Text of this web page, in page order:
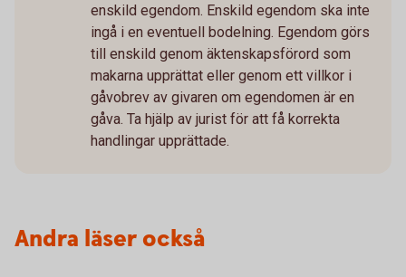
enskild egendom. Enskild egendom ska inte
ingå i en eventuell bodelning. Egendom görs
till enskild genom äktenskapsförord som
makarna upprättat eller genom ett villkor i
gåvobrev av givaren om egendomen är en
gåva. Ta hjälp av jurist för att få korrekta
handlingar upprättade.
Andra läser också